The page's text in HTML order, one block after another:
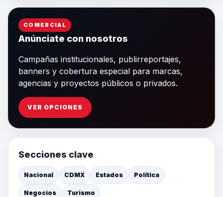
COMERCIAL
Anúnciate con nosotros
Campañas institucionales, publirreportajes,
banners y cobertura especial para marcas,
agencias y proyectos públicos o privados.
VER OPCIONES
Secciones clave
Nacional CDMX Estados Política
Negocios Turismo